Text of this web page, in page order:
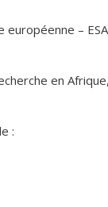
européenne –
en
: